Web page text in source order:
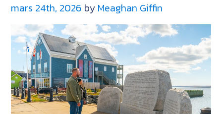
:
sentiers,
saveurs
et
séjours
au
bord
de
la
mars 24th, 2026 by Meaghan Giffin